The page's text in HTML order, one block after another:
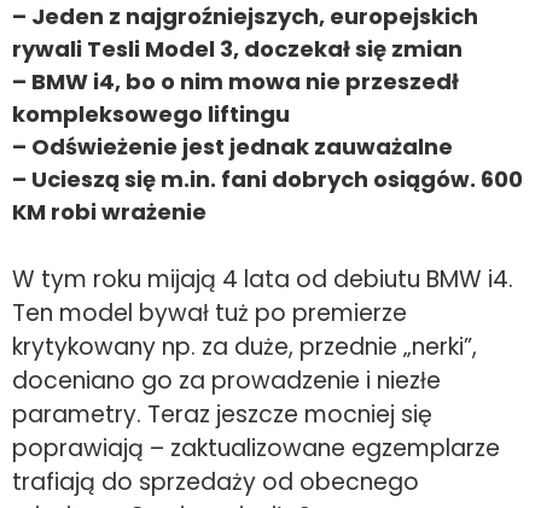
– Jeden z najgroźniejszych, europejskich
rywali Tesli Model 3, doczekał się zmian
– BMW i4, bo o nim mowa nie przeszedł
kompleksowego liftingu
– Odświeżenie jest jednak zauważalne
– Ucieszą się m.in. fani dobrych osiągów. 600
KM robi wrażenie
W tym roku mijają 4 lata od debiutu BMW i4.
Ten model bywał tuż po premierze
krytykowany np. za duże, przednie „nerki”,
doceniano go za prowadzenie i niezłe
parametry. Teraz jeszcze mocniej się
poprawiają – zaktualizowane egzemplarze
trafiają do sprzedaży od obecnego